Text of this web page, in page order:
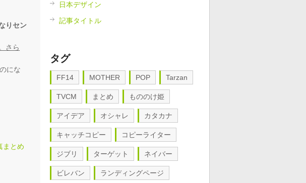
りセン
さら
にな
まとめ
日本デザイン
記事タイトル
タグ
FF14 MOTHER POP Tarzan
TVCM まとめ もののけ姫
アイデア オシャレ カタカナ
キャッチコピー コピーライター
ジブリ ターゲット ネイバー
ビレバン ランディングページ